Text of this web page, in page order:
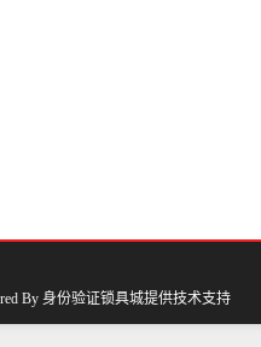
By 身份验证锁具城提供技术支持